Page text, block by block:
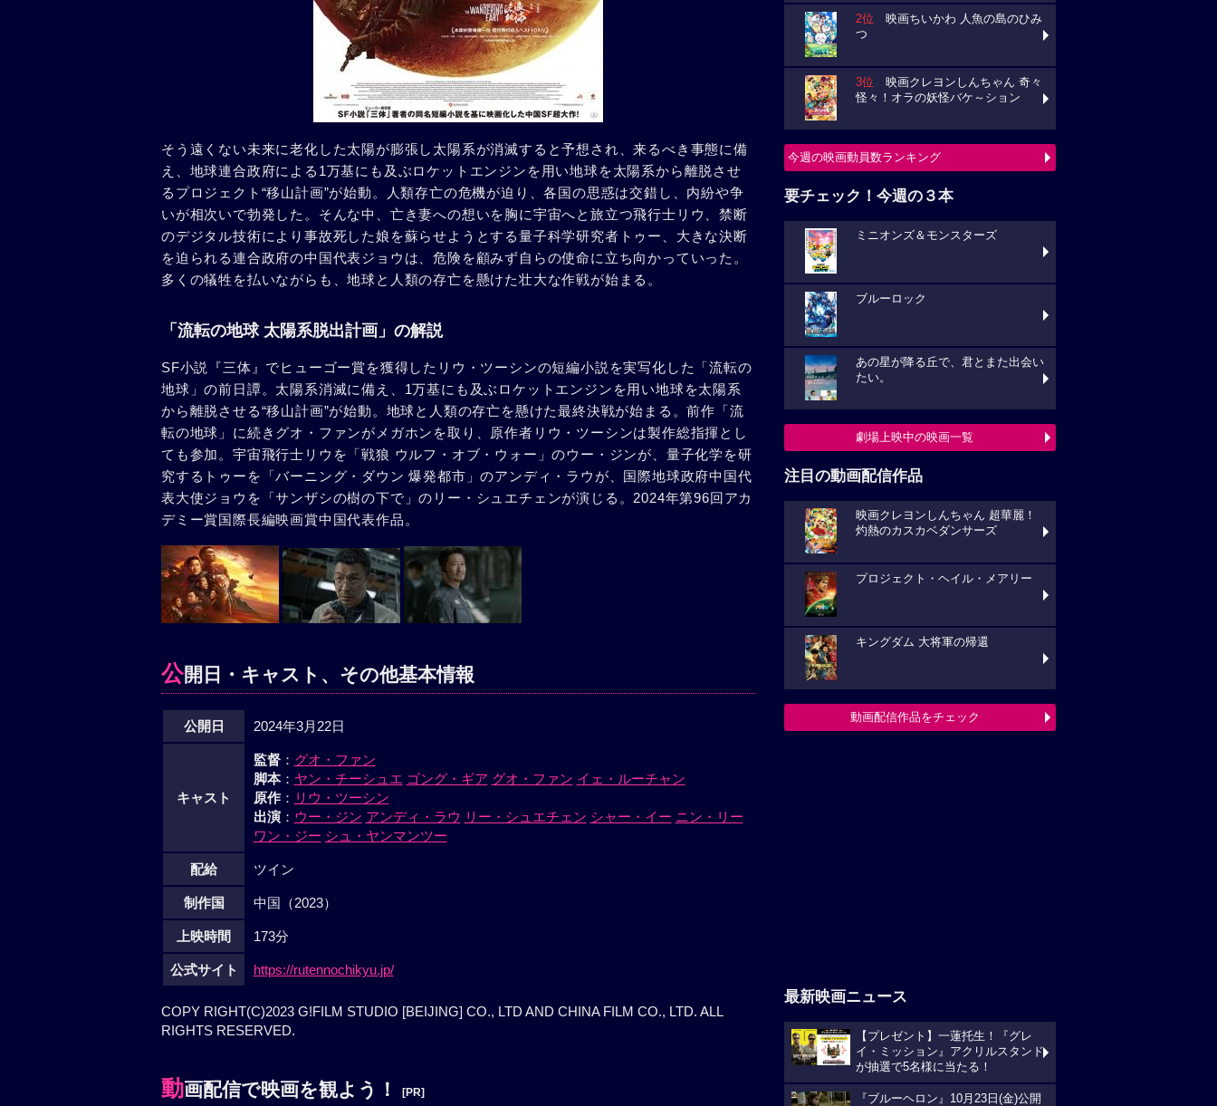
そう遠くない未来に老化した太陽が膨張し太陽系が消滅すると予想され、来るべき事態に備
え、地球連合政府による1万基にも及ぶロケットエンジンを用い地球を太陽系から離脱させ
るプロジェクト“移山計画”が始動。人類存亡の危機が迫り、各国の思惑は交錯し、内紛や争
いが相次いで勃発した。そんな中、亡き妻への想いを胸に宇宙へと旅立つ飛行士リウ、禁断
のデジタル技術により事故死した娘を蘇らせようとする量子科学研究者トゥー、大きな決断
を迫られる連合政府の中国代表ジョウは、危険を顧みず自らの使命に立ち向かっていった。
多くの犠牲を払いながらも、地球と人類の存亡を懸けた壮大な作戦が始まる。
「流転の地球 太陽系脱出計画」の解説
SF小説『三体』でヒューゴー賞を獲得したリウ・ツーシンの短編小説を実写化した「流転の
地球」の前日譚。太陽系消滅に備え、1万基にも及ぶロケットエンジンを用い地球を太陽系
から離脱させる“移山計画”が始動。地球と人類の存亡を懸けた最終決戦が始まる。前作「流
転の地球」に続きグオ・ファンがメガホンを取り、原作者リウ・ツーシンは製作総指揮とし
ても参加。宇宙飛行士リウを「戦狼 ウルフ・オブ・ウォー」のウー・ジンが、量子化学を研
究するトゥーを「バーニング・ダウン 爆発都市」のアンディ・ラウが、国際地球政府中国代
表大使ジョウを「サンザシの樹の下で」のリー・シュエチェンが演じる。2024年第96回アカ
デミー賞国際長編映画賞中国代表作品。
公開日・キャスト、その他基本情報
公開日 2024年3月22日
キャスト
監督： グオ・ファン
脚本： ヤン・チーシュエ ゴング・ギア グオ・ファン イェ・ルーチャン
原作： リウ・ツーシン
出演： ウー・ジン アンディ・ラウ リー・シュエチェン シャー・イー ニン・リー
ワン・ジー シュ・ヤンマンツー
配給 ツイン
制作国 中国（2023）
上映時間 173分
公式サイト https://rutennochikyu.jp/
COPY RIGHT(C)2023 G!FILM STUDIO [BEIJING] CO., LTD AND CHINA FILM CO., LTD. ALL
RIGHTS RESERVED.
動画配信で映画を観よう！ [PR]
2位 映画ちいかわ 人魚の島のひみ
つ
3位 映画クレヨンしんちゃん 奇々
怪々！オラの妖怪バケ～ション
今週の映画動員数ランキング
要チェック！今週の３本
ミニオンズ＆モンスターズ
ブルーロック
あの星が降る丘で、君とまた出会い
たい。
劇場上映中の映画一覧
注目の動画配信作品
映画クレヨンしんちゃん 超華麗！
灼熱のカスカベダンサーズ
プロジェクト・ヘイル・メアリー
キングダム 大将軍の帰還
動画配信作品をチェック
最新映画ニュース
【プレゼント】一蓮托生！『グレ
イ・ミッション』アクリルスタンド
が抽選で5名様に当たる！
『ブルーヘロン』10月23日(金)公開